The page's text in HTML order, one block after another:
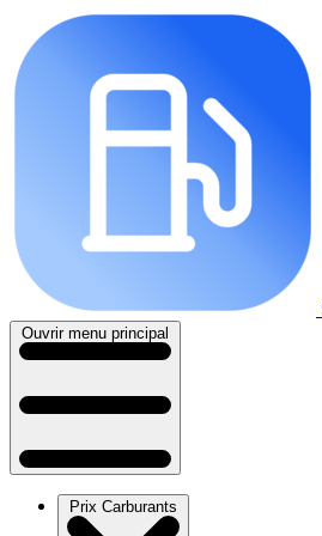
Ouvrir menu principal
Prix Carburants